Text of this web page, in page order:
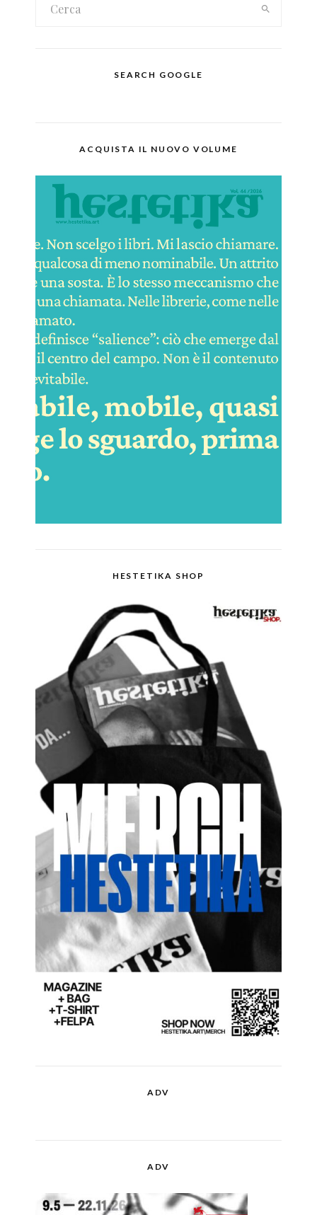
SEARCH GOOGLE
ACQUISTA IL NUOVO VOLUME
HESTETIKA SHOP
ADV
ADV